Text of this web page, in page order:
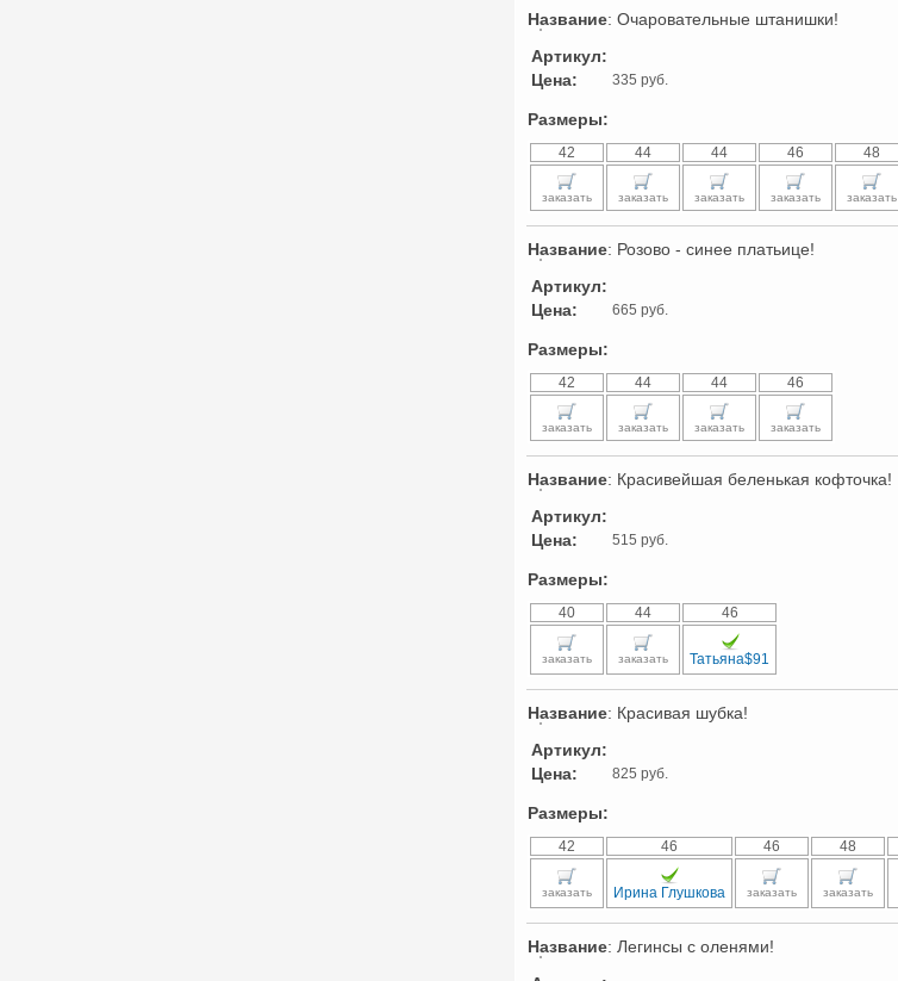
Название: Очаровательные штанишки!
Артикул:
Цена:
335 руб.
Размеры:
42 44 44 46 48
заказать заказать заказать заказать заказать
Название: Розово - синее платьице!
Артикул:
Цена:
665 руб.
Размеры:
42 44 44 46
заказать заказать заказать заказать
Название: Красивейшая беленькая кофточка!
Артикул:
Цена:
515 руб.
Размеры:
40 44 46
заказать заказать Татьяна$91
Название: Красивая шубка!
Артикул:
Цена:
825 руб.
Размеры:
42 46 46 48
заказать Ирина Глушкова заказать заказать
Название: Легинсы с оленями!